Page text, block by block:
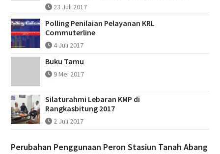
23 Juli 2017
Polling Penilaian Pelayanan KRL
Commuterline
4 Juli 2017
Buku Tamu
9 Mei 2017
Silaturahmi Lebaran KMP di
Rangkasbitung 2017
2 Juli 2017
Perubahan Penggunaan Peron Stasiun Tanah Abang